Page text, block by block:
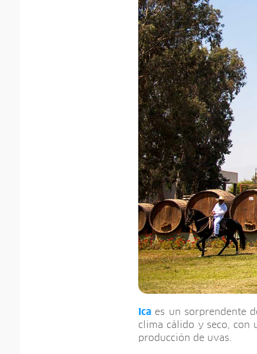
Icaes un sorprendente
clima cálido y seco, con
producción de uvas.